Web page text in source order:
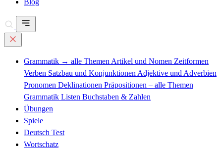
Blog
Grammatik → alle Themen Artikel und Nomen Zeitformen
Verben Satzbau und Konjunktionen Adjektive und Adverbien
Pronomen Deklinationen Präpositionen – alle Themen
Grammatik Listen Buchstaben & Zahlen
Übungen
Spiele
Deutsch Test
Wortschatz